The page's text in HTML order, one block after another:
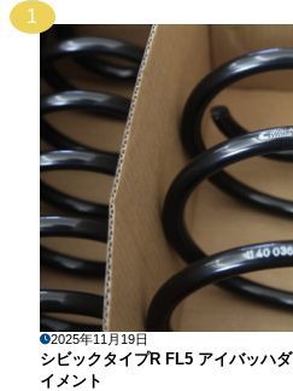
1
2025年11月19日
シビックタイプR FL5 アイバッハ
イメント